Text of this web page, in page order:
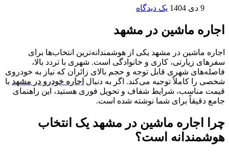
9 دی 1404 یک دیدگاه
اجاره ماشین در مشهد
اجاره ماشین در مشهد یکی از هوشمندانه‌ترین انتخاب‌ها برای
سفرهای زیارتی، کاری و خانوادگی است. شهری با تردد بالا،
فاصله‌های شهری قابل توجه و حجم بالای زائران که نیاز به خودروی
شخصی را کاملاً توجیه می‌کند. اگر به دنبال اجاره خودرو در مشهد با
قیمت مناسب، شرایط شفاف و تحویل فوری هستید، این راهنمای
جامع دقیقاً برای شما نوشته شده است.
چرا اجاره ماشین در مشهد یک انتخاب
هوشمندانه است؟